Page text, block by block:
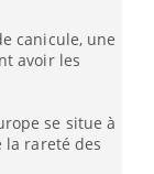
canicule, une
avoir les
se situe à
rareté des